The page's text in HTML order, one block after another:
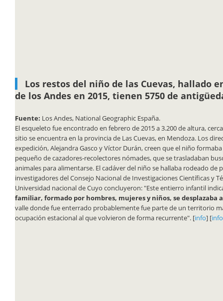
Los restos del niño de las Cuevas, hallado
de los Andes en 2015, tienen 5750 de
Fuente: Los Andes, National Geographic España.
El esqueleto fue encontrado en febrero de 2015 a 3.200 de altura,
sitio se encuentra en la provincia de Las Cuevas, en Mendoza. Los
expedición, Alejandra Gasco y Víctor Durán, creen que el niño
pequeño de cazadores-recolectores nómades, que se trasladaban
animales para alimentarse. El cadáver del niño se hallaba rodeado de
investigadores del Consejo Nacional de Investigaciones Científicas y
Universidad nacional de Cuyo concluyeron: "Este entierro infantil
familiar, formado por hombres, mujeres y niños, se desplazaba
valle donde fue enterrado probablemente fue parte de un territorio
ocupación estacional al que volvieron de forma recurrente". [info] [info